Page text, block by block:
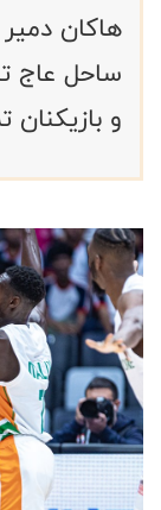
هاکان
ساحل عاج
و بازیکنان